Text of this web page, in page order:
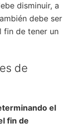
disminuir, a
debe ser
fin de tener un
de
el
fin de